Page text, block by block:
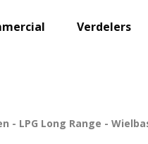
Verdelers
- LPG Long Range -